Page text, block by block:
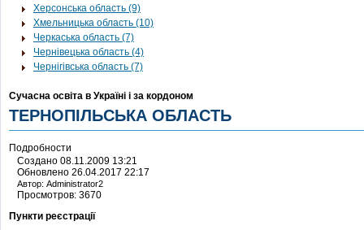
Херсонська область (9)
Хмельницька область (10)
Черкаська область (7)
Чернівецька область (4)
Чернігівська область (7)
Сучасна освіта в Україні і за кордоном
ТЕРНОПІЛЬСЬКА ОБЛАСТЬ
Подробности
Создано 08.11.2009 13:21
Обновлено 26.04.2017 22:17
Автор: Administrator2
Просмотров: 3670
Пункти реєстрації